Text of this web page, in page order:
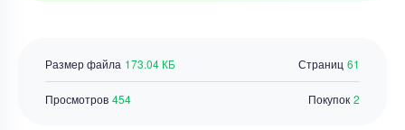
Страниц 61
Размер файла 173.04 КБ
Просмотров 454 Покупок 2